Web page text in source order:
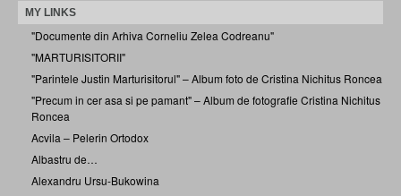
MY LINKS
"Documente din Arhiva Corneliu Zelea Codreanu"
"MARTURISITORII"
"Parintele Justin Marturisitorul" – Album foto de Cristina Nichitus Roncea
"Precum in cer asa si pe pamant" – Album de fotografie Cristina Nichitus
Roncea
Acvila – Pelerin Ortodox
Albastru de…
Alexandru Ursu-Bukowina